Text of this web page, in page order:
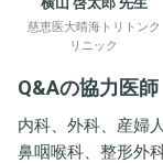
慈恵医大晴海トリトンク
リニック
Q&Aの協力医師
内科、外科、産婦
鼻咽喉科、整形外